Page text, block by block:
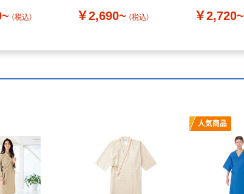
（税込） ￥2,690~ （税込） ￥2,720~
人気商品